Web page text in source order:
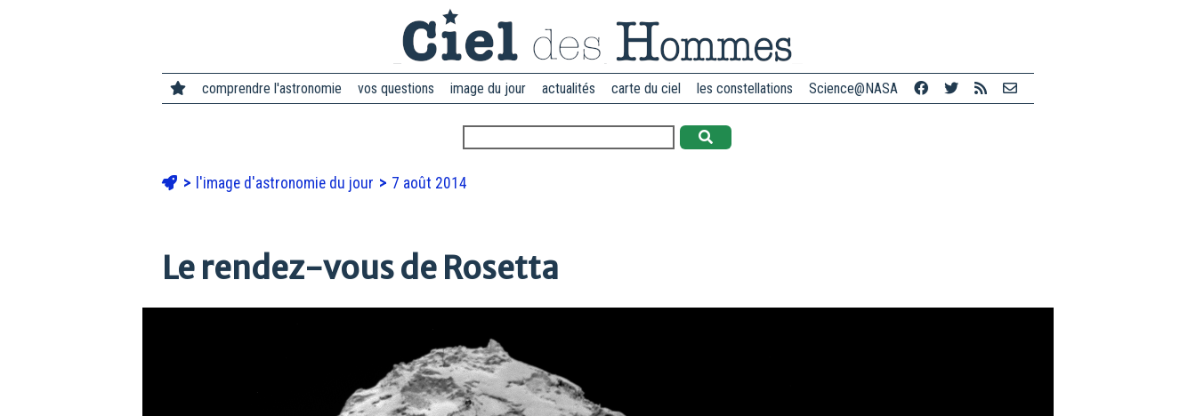
comprendre l'astronomie vos questions image du jour actualités carte du ciel les constellations Science@NASA
l'image d'astronomie du jour 7 août 2014
Le rendez-vous de Rosetta